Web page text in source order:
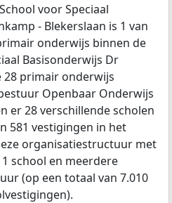
School voor Speciaal
- Blekerslaan is 1 van
onderwijs binnen de
Basisonderwijs Dr
28 primair onderwijs
Openbaar Onderwijs
er 28 verschillende scholen
581 vestigingen in het
organisatiestructuur met
school en meerdere
(op een totaal van 7.010